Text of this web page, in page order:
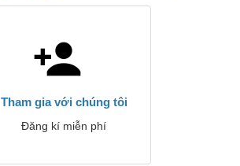
Tham gia với chúng tôi
Đăng kí miễn phí